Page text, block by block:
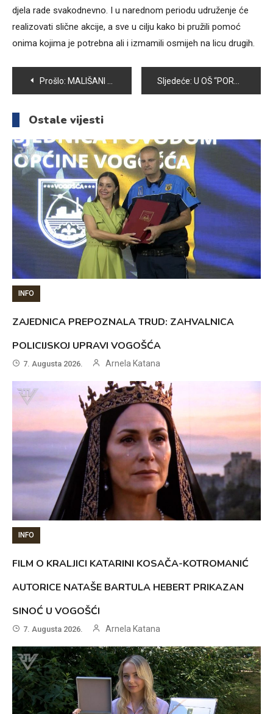
djela rade svakodnevno. I u narednom periodu udruženje će
realizovati slične akcije, a sve u cilju kako bi pružili pomoć
onima kojima je potrebna ali i izmamili osmijeh na licu drugih.
Navigacija
članaka
Prošlo: MALIŠANI FK „UNIS“ OSVOJILI ZLATO NA TURNIRU U VITEZU Sljedeće: U OŠ “PORODICE EF. RAMIĆ” RADIONICE ZA DJECU POD NAZIVOM “DETEKTIVI-SIGURNOST DJECE U BLIZINI PASA“
Ostale vijesti
INFO
ZAJEDNICA PREPOZNALA TRUD: ZAHVALNICA
POLICIJSKOJ UPRAVI VOGOŠĆA
7. Augusta 2026. Arnela Katana
INFO
FILM O KRALJICI KATARINI KOSAČA-KOTROMANIĆ
AUTORICE NATAŠE BARTULA HEBERT PRIKAZAN
SINOĆ U VOGOŠĆI
7. Augusta 2026. Arnela Katana